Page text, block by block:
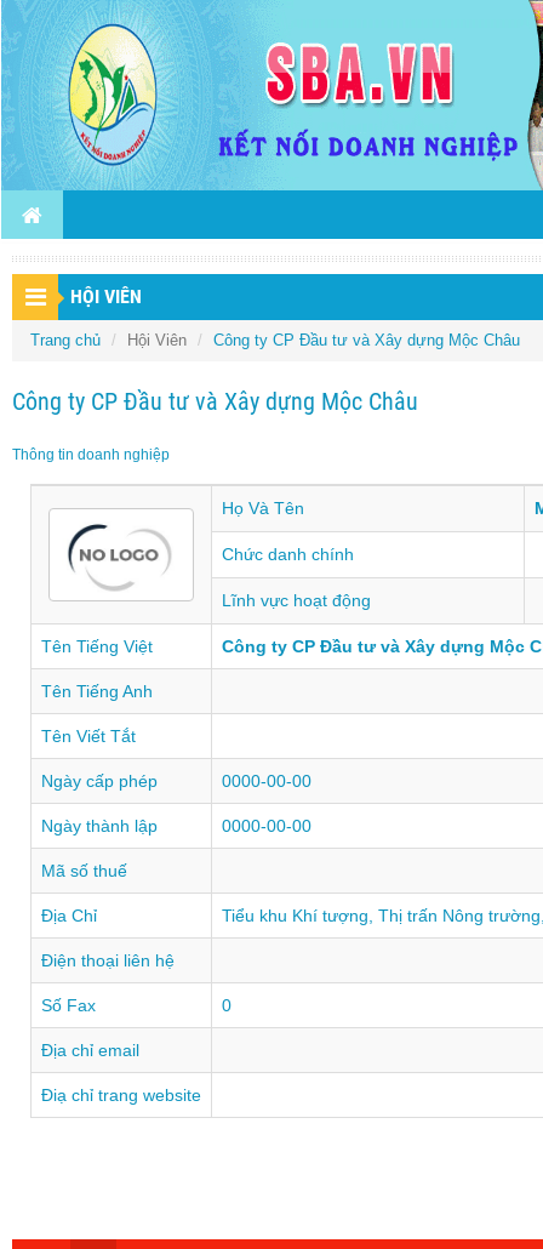
HỘI VIÊN
Trang chủ Hội Viên Công ty CP Đầu tư và Xây dựng Mộc Châu
Công ty CP Đầu tư và Xây dựng Mộc Châu
Thông tin doanh nghiệp
Họ Và Tên
Chức danh chính
Lĩnh vực hoạt động
Tên Tiếng Việt Công ty CP Đầu tư và Xây dựng Mộc
Tên Tiếng Anh
Tên Viết Tắt
Ngày cấp phép 0000-00-00
Ngày thành lập 0000-00-00
Mã số thuế
Địa Chỉ Tiểu khu Khí tượng, Thị trấn Nông
Điện thoại liên hệ
Số Fax 0
Địa chỉ email
Điạ chỉ trang website